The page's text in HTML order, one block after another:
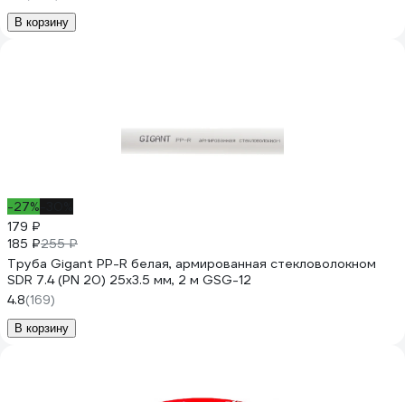
В корзину
-27%
179 ₽
185 ₽255 ₽
Труба Gigant PP-R белая, армированная стекловолокном
SDR 7.4 (PN 20) 25x3.5 мм, 2 м GSG-12
4.8(169)
В корзину